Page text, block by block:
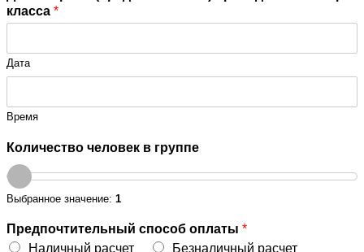
класса *
Дата
Время
Количество человек в группе
Выбранное значение: 1
Предпочтительный способ оплаты *
Наличный расчет
Безналичный расчет